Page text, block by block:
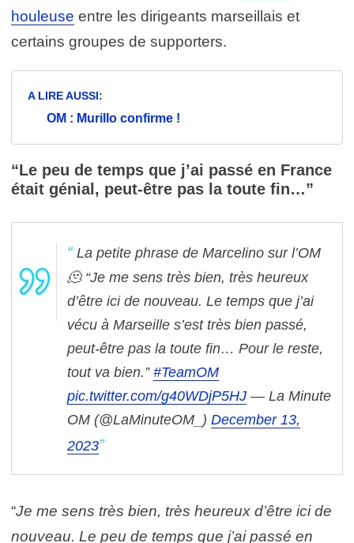
houleuse entre les dirigeants marseillais et
certains groupes de supporters.
A LIRE AUSSI:
OM : Murillo confirme !
“Le peu de temps que j’ai passé en France
était génial, peut-être pas la toute fin…”
La petite phrase de Marcelino sur l’OM
🫠 “Je me sens très bien, très heureux
d’être ici de nouveau. Le temps que j’ai
vécu à Marseille s’est très bien passé,
peut-être pas la toute fin… Pour le reste,
tout va bien.” #TeamOM
pic.twitter.com/g40WDjP5HJ — La Minute
OM (@LaMinuteOM_) December 13,
2023
“Je me sens très bien, très heureux d’être ici de
nouveau. Le peu de temps que j’ai passé en